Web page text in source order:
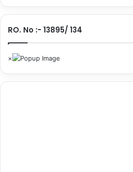
RO. No :- 13895/ 134